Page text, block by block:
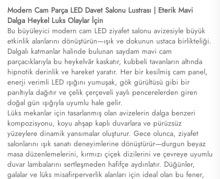
Modern Cam Parça LED Davet Salonu Lustrası | Eterik Mavi
Dalga Heykel Luks Olaylar İçin​
Bu büyüleyici modern cam LED ziyafet salonu avizesiyle büyük
etkinlik alanlarını dönüştürün—ışık ve dokunun ustaca birlikteliği.
Dalgalı katmanlar halinde bulunan saydam mavi cam
parçacıklarıyla bu heykelvâr kaskatır, kubbeli tavanların altında
hipnotik derinlik ve hareket yaratır. Her bir kesilmiş cam panel,
enerji verimli LED ışığını yumuşak, gök gürültüsü gibi bir
parıltıyla dağıtır ve çelik çerçeveli yaylı pencerelerden giren
doğal gün ışığıyla uyumlu hale gelir.
Lüks mekanlar için tasarlanmış olan avizelerin dalga benzeri
kompozisyonu, koyu ahşap kaplı duvarlara ve pürüzsüz
yüzeylere dinamik yansımalar oluşturur. Gece olunca, ziyafet
salonlarını ışık sanatı deneyimlerine dönüştürür—durgun beyaz
masa düzenlemelerini, kırmızı çiçek dizilerini ve çevreye uyumlu
duvar lambalarını sertleşmeden hafifçe aydınlatır. Düğünler,
galalar ve lüks misafirperverlik alanları için ideal olan bu fener,